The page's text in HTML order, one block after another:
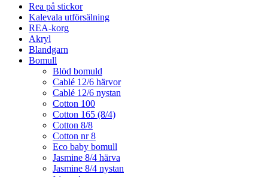
Rea på stickor
Kalevala utförsälning
REA-korg
Akryl
Blandgarn
Bomull
Blöd bomuld
Cablé 12/6 härvor
Cablé 12/6 nystan
Cotton 100
Cotton 165 (8/4)
Cotton 8/8
Cotton nr 8
Eco baby bomull
Jasmine 8/4 härva
Jasmine 8/4 nystan